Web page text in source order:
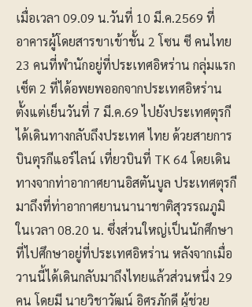
เมื่อเวลา 09.09 น.วันที่ 10 มี.ค.2569 ที่
อาคารผู้โดยสารขาเข้าชั้น 2 โซน ซี คนไทย
23 คนที่พำนักอยู่ที่ประเทศอิหร่าน กลุ่มแรก
เซ็ต 2 ที่ได้อพยพออกจากประเทศอิหร่าน
ตั้งแต่เย็นวันที่ 7 มี.ค.69 ไปยังประเทศตุรกี
ได้เดินทางกลับถึงประเทศ ไทย ด้วยสายการ
บินตุรกีแอร์ไลน์ เที่ยวบินที่ TK 64 โดยเดิน
ทางจากท่าอากาศยานอิสตันบูล ประเทศตุรกี
มาถึงที่ท่าอากาศยานนานาชาติสุวรรณภูมิ
ในเวลา 08.20 น. ซึ่งส่วนใหญ่เป็นนักศึกษา
ที่ไปศึกษาอยู่ที่ประเทศอิหร่าน หลังจากเมื่อ
วานนี้ได้เดินกลับมาถึงไทยแล้วส่วนหนึ่ง 29
คน โดยมี นายวิชาวัฒน์ อิศรภักดี ผู้ช่วย